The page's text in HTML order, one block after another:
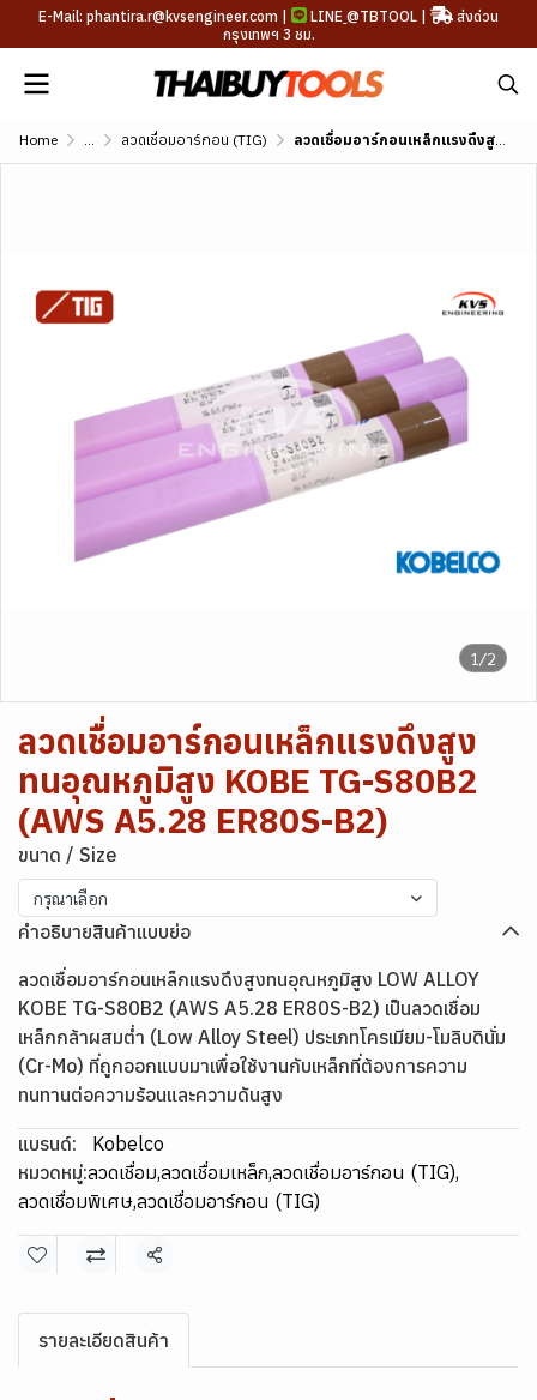
E-Mail: phantira.r@kvsengineer.com | LINE @TBTOOL |
ส่งด่วน
กรุงเทพฯ 3 ชม.
Home ... ลวดเชื่อมอาร์กอน (TIG) ลวดเชื่อมอาร์กอนเหล็กแรงดึงสูงทนอุณหภูมิสูง KOBE TG-S80B2 (AWS A5.28 ER80S-B2)
1/2
ลวดเชื่อมอาร์กอนเหล็กแรงดึงสูง
ทนอุณหภูมิสูง KOBE TG-S80B2
(AWS A5.28 ER80S-B2)
ขนาด / Size
กรุณาเลือก
คำอธิบายสินค้าแบบย่อ
ลวดเชื่อมอาร์กอนเหล็กแรงดึงสูงทนอุณหภูมิสูง LOW ALLOY
KOBE TG-S80B2 (AWS A5.28 ER80S-B2) เป็นลวดเชื่อม
เหล็กกล้าผสมต่ำ (Low Alloy Steel) ประเภทโครเมียม-โมลิบดินั่ม
(Cr-Mo) ที่ถูกออกแบบมาเพื่อใช้งานกับเหล็กที่ต้องการความ
ทนทานต่อความร้อนและความดันสูง
แบรนด์:
Kobelco
หมวดหมู่:ลวดเชื่อม,ลวดเชื่อมเหล็ก,ลวดเชื่อมอาร์กอน (TIG),
ลวดเชื่อมพิเศษ,ลวดเชื่อมอาร์กอน (TIG)
แชร์
รายละเอียดสินค้า